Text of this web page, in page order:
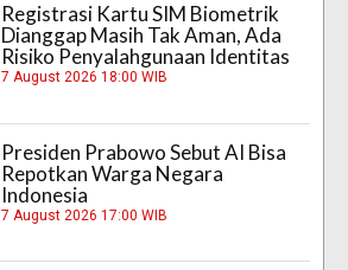
Registrasi Kartu SIM Biometrik
Dianggap Masih Tak Aman, Ada
Risiko Penyalahgunaan Identitas
7 August 2026 18:00 WIB
Presiden Prabowo Sebut AI Bisa
Repotkan Warga Negara
Indonesia
7 August 2026 17:00 WIB